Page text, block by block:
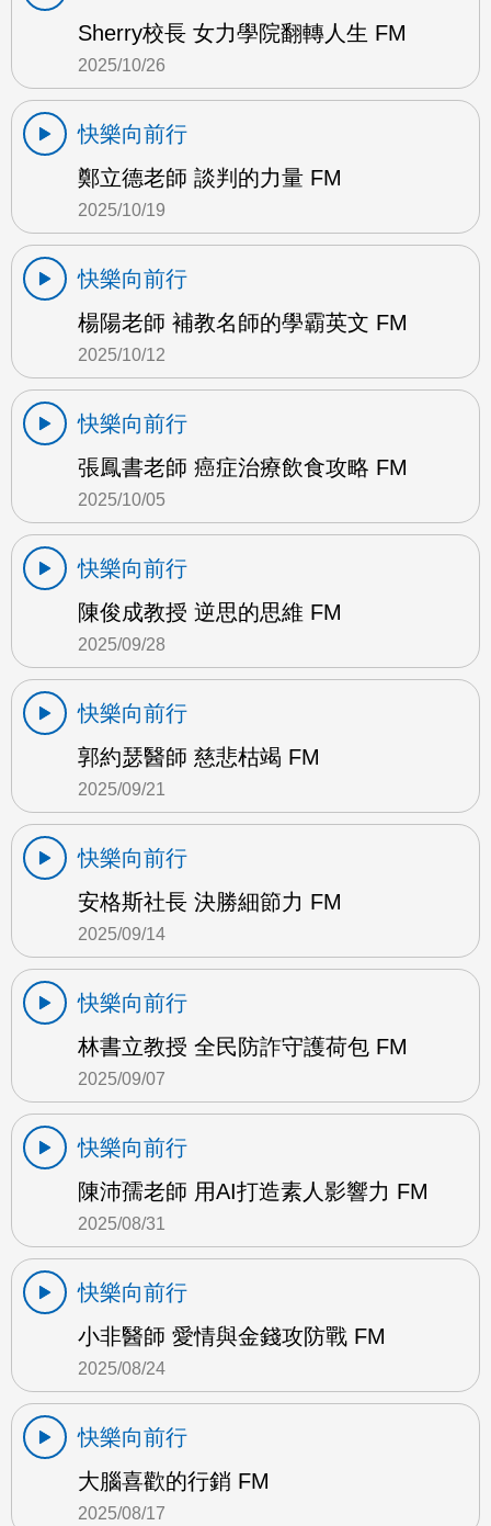
Sherry校長 女力學院翻轉人生 FM
2025/10/26
快樂向前行
鄭立德老師 談判的力量 FM
2025/10/19
快樂向前行
楊陽老師 補教名師的學霸英文 FM
2025/10/12
快樂向前行
張鳳書老師 癌症治療飲食攻略 FM
2025/10/05
快樂向前行
陳俊成教授 逆思的思維 FM
2025/09/28
快樂向前行
郭約瑟醫師 慈悲枯竭 FM
2025/09/21
快樂向前行
安格斯社長 決勝細節力 FM
2025/09/14
快樂向前行
林書立教授 全民防詐守護荷包 FM
2025/09/07
快樂向前行
陳沛孺老師 用AI打造素人影響力 FM
2025/08/31
快樂向前行
小非醫師 愛情與金錢攻防戰 FM
2025/08/24
快樂向前行
大腦喜歡的行銷 FM
2025/08/17